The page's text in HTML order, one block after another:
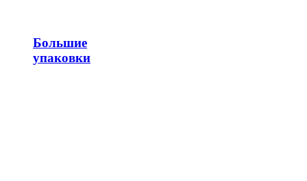
Большие
упаковки